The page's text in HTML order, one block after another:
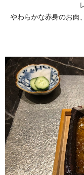
やわらかな赤身のお肉